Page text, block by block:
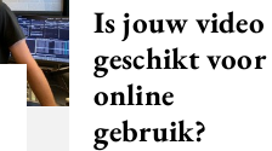
Is jouw video
geschikt voor
online
gebruik?